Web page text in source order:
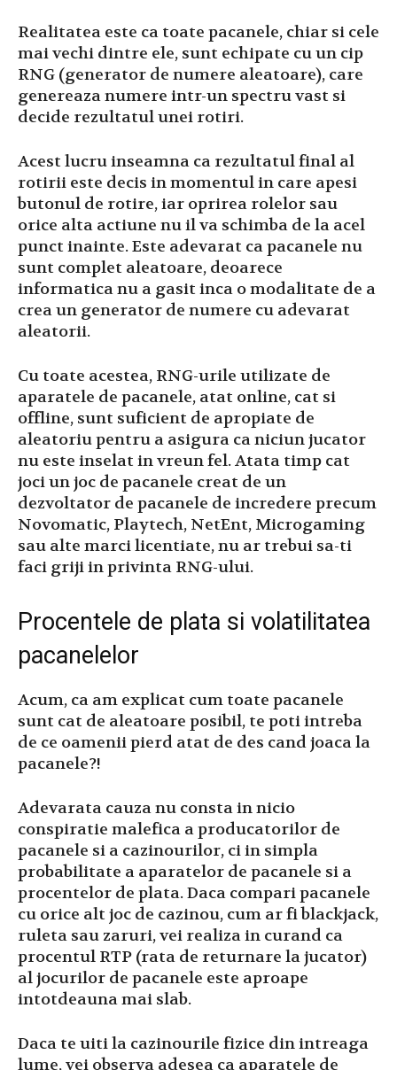
Realitatea este ca toate pacanele, chiar si cele
mai vechi dintre ele, sunt echipate cu un cip
RNG (generator de numere aleatoare), care
genereaza numere intr-un spectru vast si
decide rezultatul unei rotiri.
Acest lucru inseamna ca rezultatul final al
rotirii este decis in momentul in care apesi
butonul de rotire, iar oprirea rolelor sau
orice alta actiune nu il va schimba de la acel
punct inainte. Este adevarat ca pacanele nu
sunt complet aleatoare, deoarece
informatica nu a gasit inca o modalitate de a
crea un generator de numere cu adevarat
aleatorii.
Cu toate acestea, RNG-urile utilizate de
aparatele de pacanele, atat online, cat si
offline, sunt suficient de apropiate de
aleatoriu pentru a asigura ca niciun jucator
nu este inselat in vreun fel. Atata timp cat
joci un joc de pacanele creat de un
dezvoltator de pacanele de incredere precum
Novomatic, Playtech, NetEnt, Microgaming
sau alte marci licentiate, nu ar trebui sa-ti
faci griji in privinta RNG-ului.
Procentele de plata si volatilitatea
pacanelelor
Acum, ca am explicat cum toate pacanele
sunt cat de aleatoare posibil, te poti intreba
de ce oamenii pierd atat de des cand joaca la
pacanele?!
Adevarata cauza nu consta in nicio
conspiratie malefica a producatorilor de
pacanele si a cazinourilor, ci in simpla
probabilitate a aparatelor de pacanele si a
procentelor de plata. Daca compari pacanele
cu orice alt joc de cazinou, cum ar fi blackjack,
ruleta sau zaruri, vei realiza in curand ca
procentul RTP (rata de returnare la jucator)
al jocurilor de pacanele este aproape
intotdeauna mai slab.
Daca te uiti la cazinourile fizice din intreaga
lume, vei observa adesea ca aparatele de